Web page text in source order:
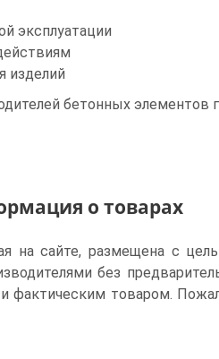
эксплуатации
изделий
бетонных элементов
о товарах
на сайте, размещена с
без
фактическим товаром.